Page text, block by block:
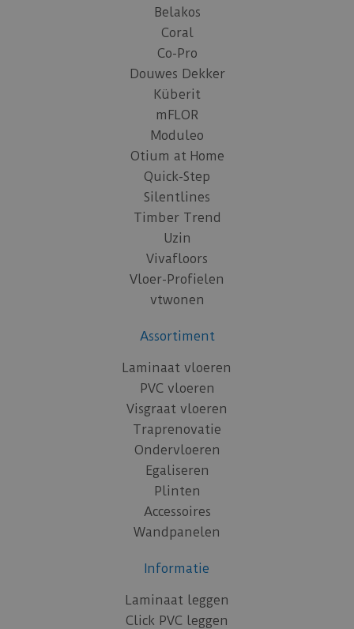
Belakos
Coral
Co-Pro
Douwes Dekker
Küberit
mFLOR
Moduleo
Otium at Home
Quick-Step
Silentlines
Timber Trend
Uzin
Vivafloors
Vloer-Profielen
vtwonen
Assortiment
Laminaat vloeren
PVC vloeren
Visgraat vloeren
Traprenovatie
Ondervloeren
Egaliseren
Plinten
Accessoires
Wandpanelen
Informatie
Laminaat leggen
Click PVC leggen